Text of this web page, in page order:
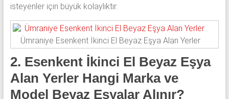
isteyenler için büyük kolaylıktır.
Ümraniye Esenkent İkinci El Beyaz Eşya Alan Yerler
2. Esenkent İkinci El Beyaz Eşya
Alan Yerler Hangi Marka ve
Model Beyaz Eşyalar Alınır?